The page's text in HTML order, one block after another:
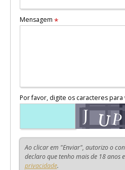
Mensagem *
Por favor, digite os caracteres para
Ao clicar em "Enviar", autorizo o
declaro que tenho mais de 18 anos
privacidade.